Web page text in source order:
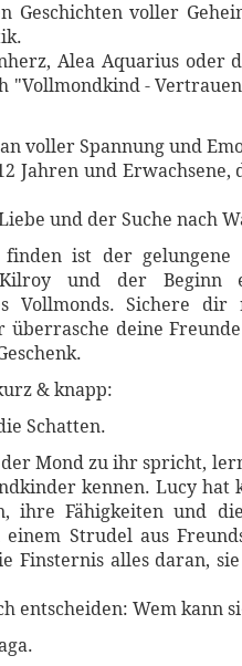
Geschichten voller
Alea Aquarius oder
"Vollmondkind -
voller Spannung und
Jahren und Erwachsene,
und der Suche nach
ist der gelungene
und der Beginn
Vollmonds. Sichere dir
überrasche deine
& knapp:
Schatten.
Mond zu ihr spricht,
kennen. Lucy hat
ihre Fähigkeiten und
Strudel aus
Finsternis alles daran,
entscheiden: Wem kann